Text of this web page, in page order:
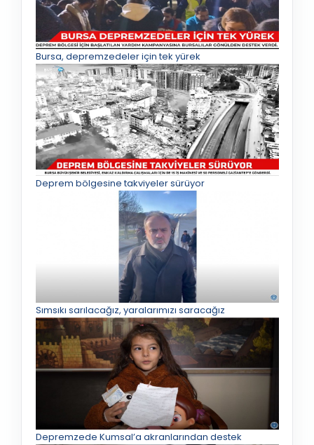
Bursa, depremzedeler için tek yürek
Deprem bölgesine takviyeler sürüyor
Sımsıkı sarılacağız, yaralarımızı saracağız
Depremzede Kumsal’a akranlarından destek